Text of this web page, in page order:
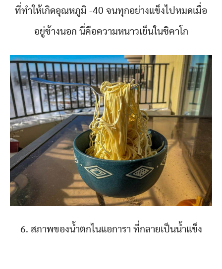
ที่ทำให้เกิดอุณหภูมิ -40 จนทุกอย่างแข็งไปหมดเมื่อ
อยู่ข้างนอก นี่คือความหนาวเย็นในชิคาโก
6. สภาพของน้ำตกไนแอการา ที่กลายเป็นน้ำแข็ง